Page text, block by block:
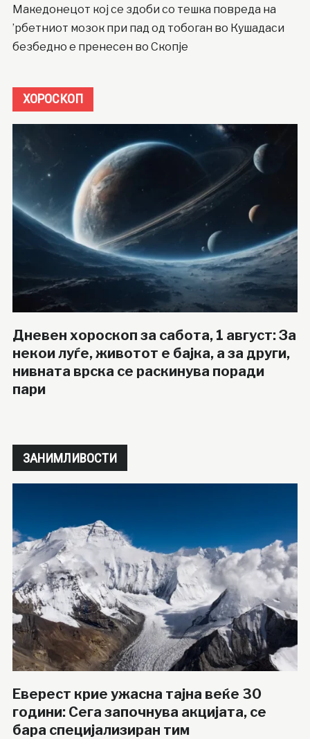
Македонецот кој се здоби со тешка повреда на
’рбетниот мозок при пад од тобоган во Кушадаси
безбедно е пренесен во Скопје
ХОРОСКОП
Дневен хороскоп за сабота, 1 август: За
некои луѓе, животот е бајка, а за други,
нивната врска се раскинува поради
пари
ЗАНИМЛИВОСТИ
Еверест крие ужасна тајна веќе 30
години: Сега започнува акцијата, се
бара специјализиран тим